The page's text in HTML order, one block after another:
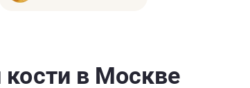
в Москве